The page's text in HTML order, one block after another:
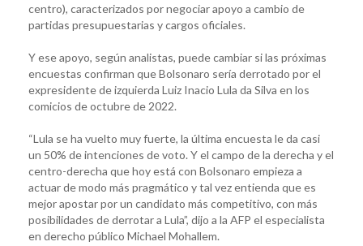
centro), caracterizados por negociar apoyo a cambio de
partidas presupuestarias y cargos oficiales.
Y ese apoyo, según analistas, puede cambiar si las próximas
encuestas confirman que Bolsonaro sería derrotado por el
expresidente de izquierda Luiz Inacio Lula da Silva en los
comicios de octubre de 2022.
“Lula se ha vuelto muy fuerte, la última encuesta le da casi
un 50% de intenciones de voto. Y el campo de la derecha y el
centro-derecha que hoy está con Bolsonaro empieza a
actuar de modo más pragmático y tal vez entienda que es
mejor apostar por un candidato más competitivo, con más
posibilidades de derrotar a Lula”, dijo a la AFP el especialista
en derecho público Michael Mohallem.